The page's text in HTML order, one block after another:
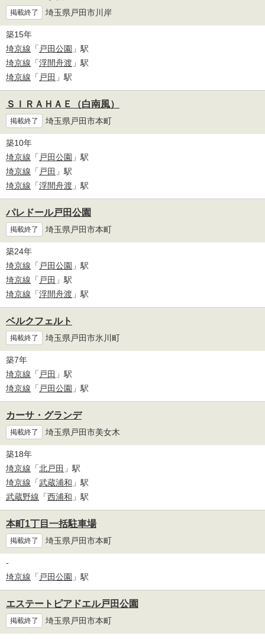
掲載終了 埼玉県戸田市川岸
築15年
埼京線 「 戸田公園 」駅
埼京線 「浮間舟渡 」駅
埼京線 「 戸田 」駅
ＳＩＲＡＨＡＥ（白南風）
掲載終了 埼玉県戸田市本町
築10年
埼京線 「 戸田公園 」駅
埼京線 「 戸田 」駅
埼京線 「浮間舟渡 」駅
パレドール戸田公園
掲載終了 埼玉県戸田市本町
築24年
埼京線 「 戸田公園 」駅
埼京線 「 戸田 」駅
埼京線 「浮間舟渡 」駅
ベルクフェルト
掲載終了 埼玉県戸田市氷川町
築7年
埼京線 「 戸田 」駅
埼京線 「 戸田公園 」駅
カーサ・グランデ
掲載終了 埼玉県戸田市美女木
築18年
埼京線 「北戸田 」駅
埼京線 「武蔵浦和 」駅
武蔵野線 「西浦和 」駅
本町1丁目一括駐車場
掲載終了 埼玉県戸田市本町
-
埼京線 「 戸田公園 」駅
エステートピアドエル戸田公園
掲載終了 埼玉県戸田市本町